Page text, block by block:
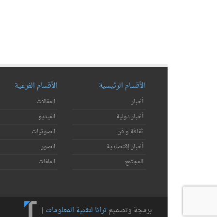
الأقسام الرئيسية
أخبار
أخبار دولية
ثقافة و فن
أخبار إقتصادية
المجتمع
الأقسام الفرعية
المقالات
الفيديو
الصوتيات
الصور
الملفات
برمجة وتصميمترانا لتقنية المعلومات |